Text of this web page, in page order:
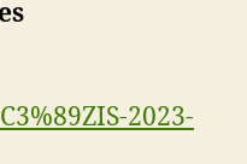
2023-